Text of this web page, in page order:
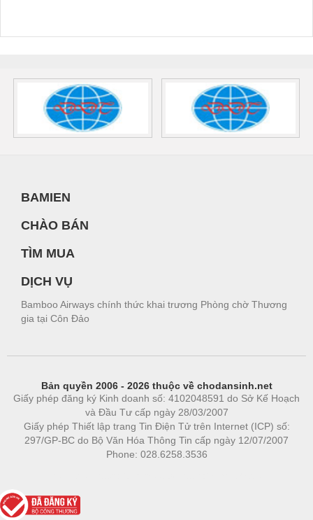
BAMIEN
CHÀO BÁN
TÌM MUA
DỊCH VỤ
Bamboo Airways chính thức khai trương Phòng chờ Thương
gia tại Côn Đảo
Bản quyền 2006 - 2026 thuộc về chodansinh.net
Giấy phép đăng ký Kinh doanh số: 4102048591 do Sở Kế Hoạch
và Đầu Tư cấp ngày 28/03/2007
Giấy phép Thiết lập trang Tin Điện Tử trên Internet (ICP) số:
297/GP-BC do Bộ Văn Hóa Thông Tin cấp ngày 12/07/2007
Phone: 028.6258.3536